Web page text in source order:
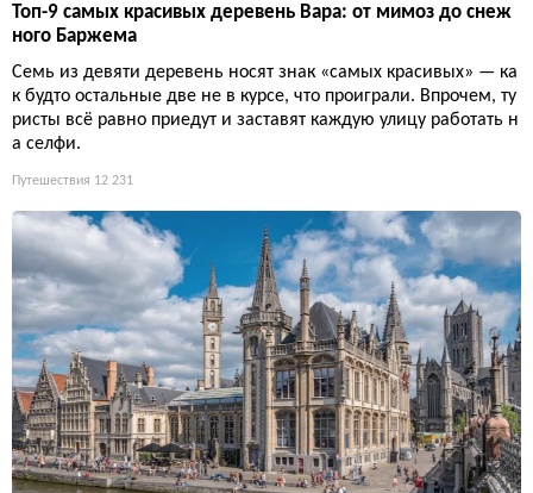
Топ-9 самых красивых деревень Вара: от мимоз до снеж
ного Баржема
Семь из девяти деревень носят знак «самых красивых» — ка
к будто остальные две не в курсе, что проиграли. Впрочем, ту
ристы всё равно приедут и заставят каждую улицу работать н
а селфи.
Путешествия 12 231